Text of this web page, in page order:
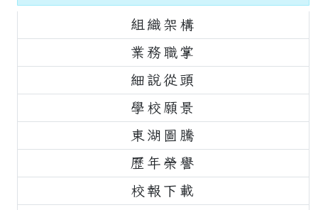
組織架構
業務職掌
細說從頭
學校願景
東湖圖騰
歷年榮譽
校報下載